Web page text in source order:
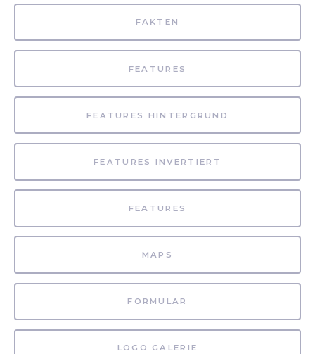
FAKTEN
FEATURES
FEATURES HINTERGRUND
FEATURES INVERTIERT
FEATURES
MAPS
FORMULAR
LOGO GALERIE